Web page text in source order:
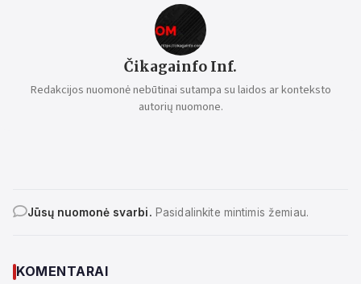
Čikagainfo Inf.
Redakcijos nuomonė nebūtinai sutampa su laidos ar konteksto
autorių nuomone.
Jūsų nuomonė svarbi. Pasidalinkite mintimis žemiau.
KOMENTARAI